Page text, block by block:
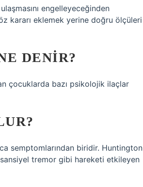
engelleyeceğinden
kararı eklemek yerine doğru ölçüleri
DENIR?
çocuklarda bazı psikolojik ilaçlar
semptomlarından biridir. Huntington
tremor gibi hareketi etkileyen